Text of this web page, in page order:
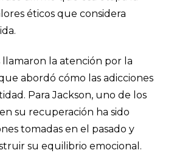
éticos que considera
llamaron la atención por la
abordó cómo las adicciones
Para Jackson, uno de los
su recuperación ha sido
tomadas en el pasado y
su equilibrio emocional.